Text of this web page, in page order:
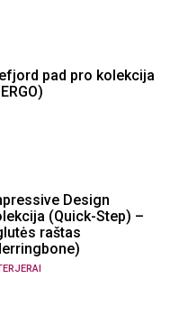
pad pro kolekcija
Design
(Quick-Step) –
raštas